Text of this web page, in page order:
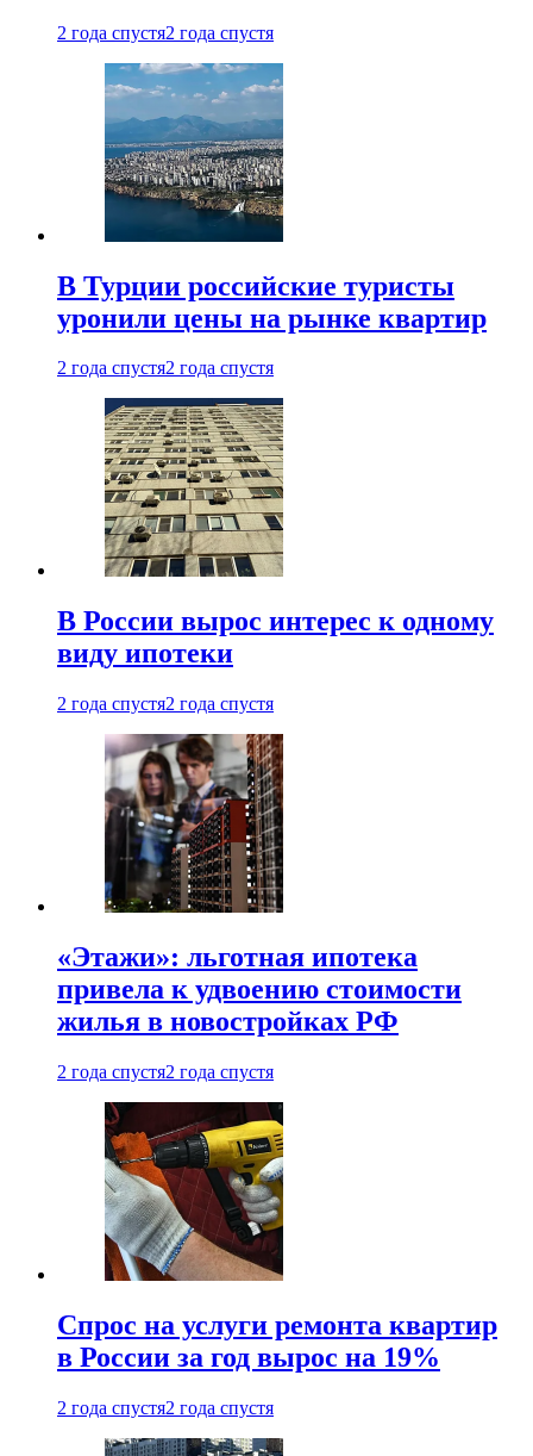
2 года спустя2 года спустя
В Турции российские туристы
уронили цены на рынке квартир
2 года спустя2 года спустя
В России вырос интерес к одному
виду ипотеки
2 года спустя2 года спустя
«Этажи»: льготная ипотека
привела к удвоению стоимости
жилья в новостройках РФ
2 года спустя2 года спустя
Спрос на услуги ремонта квартир
в России за год вырос на 19%
2 года спустя2 года спустя